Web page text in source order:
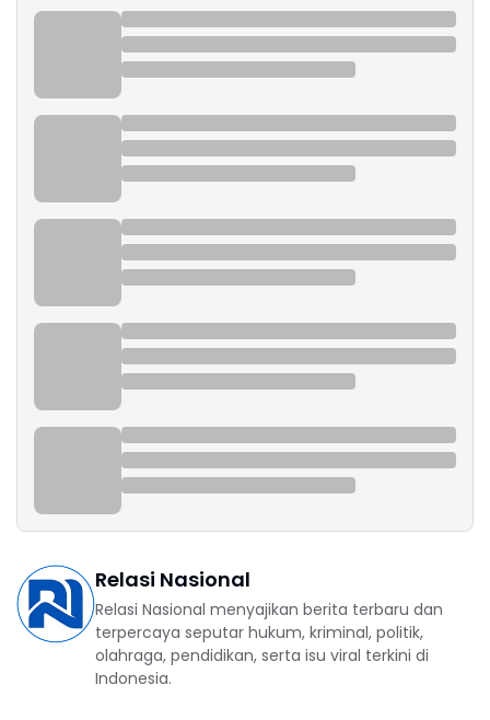
Relasi Nasional
Relasi Nasional menyajikan berita terbaru dan
terpercaya seputar hukum, kriminal, politik,
olahraga, pendidikan, serta isu viral terkini di
Indonesia.